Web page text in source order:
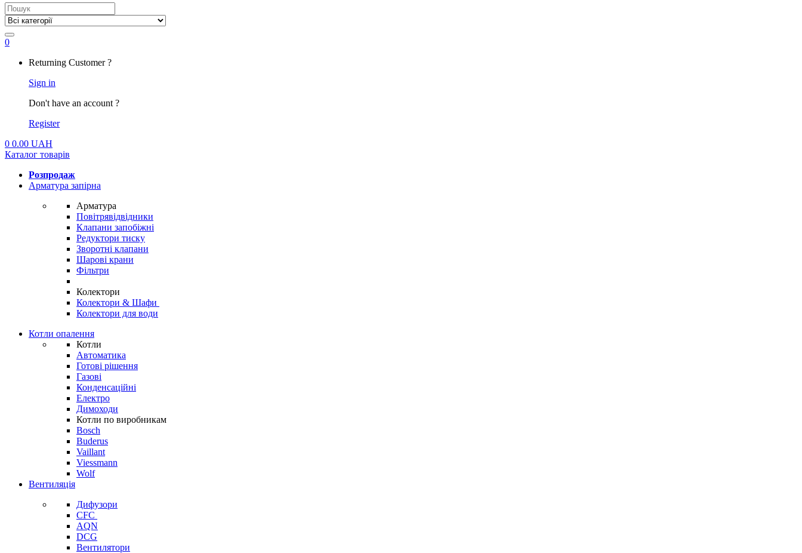
Search
for:
0
Returning Customer ?
Sign in
Don't have an account ?
Register
0 0.00 UAH
Каталог товарів
Розпродаж
Арматура запірна
Арматура
Повітрявідвідники
Клапани запобіжні
Редуктори тиску
Зворотні клапани
Шарові крани
Фільтри
Колектори
Колектори & Шафи
Колектори для води
Котли опалення
Котли
Автоматика
Готові рішення
Газові
Конденсаційні
Електро
Димоходи
Котли по виробникам
Bosch
Buderus
Vaillant
Viessmann
Wolf
Вентиляція
Дифузори
CFC
AQN
DCG
Вентилятори